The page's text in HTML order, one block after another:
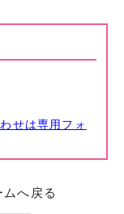
せは専用フォ
ムへ戻る